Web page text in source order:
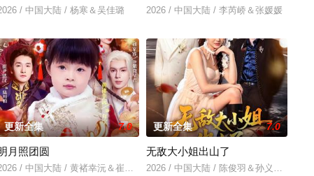
/ 中国大陆 / 杨寒＆吴佳璐 2026 / 中国大陆 / 李芮峤＆张媛媛
更新全集 7.0
月照团圆
/ 中国大陆 / 黄褚幸沅＆崔尹思汉
更新全集 7.0
无敌大小姐出山了
2026 / 中国大陆 / 陈俊羽＆孙义宸＆郭亚宁